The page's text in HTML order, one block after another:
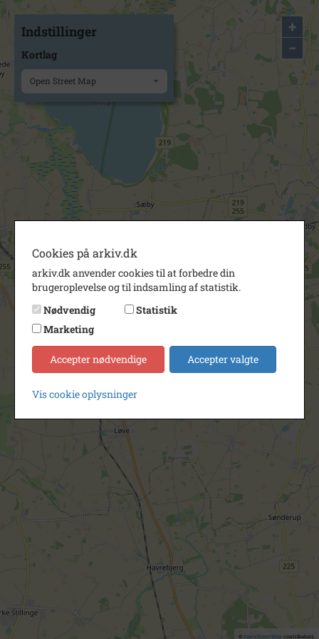
+
−
© OpenStreetMapcontributors.
Indstillinger
Kortlag
Open Street Map
Cookies på arkiv.dk
arkiv.dk anvender cookies til at forbedre din
brugeroplevelse og til indsamling af statistik.
Nødvendig
Statistik
Marketing
Accepter nødvendige Accepter valgte
Vis cookie oplysninger